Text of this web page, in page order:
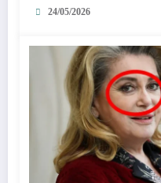
24/05/2026